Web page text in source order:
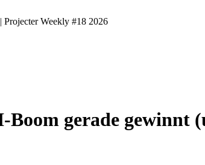
Weekly #18 2026
gerade gewinnt